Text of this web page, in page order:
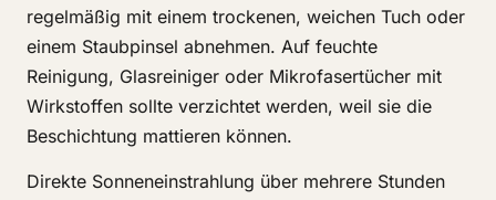
regelmäßig mit einem trockenen, weichen Tuch oder
einem Staubpinsel abnehmen. Auf feuchte
Reinigung, Glasreiniger oder Mikrofasertücher mit
Wirkstoffen sollte verzichtet werden, weil sie die
Beschichtung mattieren können.
Direkte Sonneneinstrahlung über mehrere Stunden